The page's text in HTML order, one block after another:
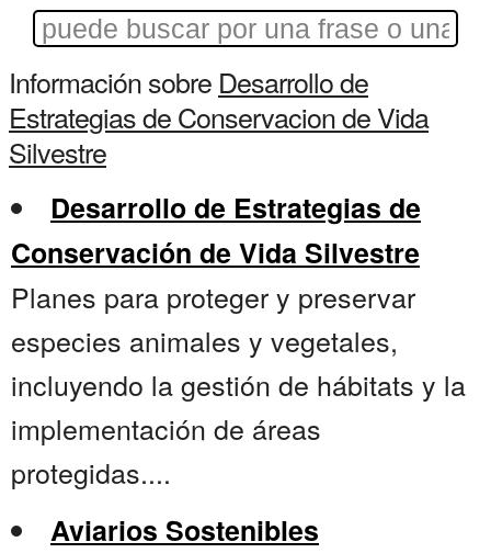
Información sobre Desarrollo de
Estrategias de Conservacion de Vida
Silvestre
Desarrollo de Estrategias de
Conservación de Vida Silvestre
Planes para proteger y preservar
especies animales y vegetales,
incluyendo la gestión de hábitats y la
implementación de áreas
protegidas....
Aviarios Sostenibles